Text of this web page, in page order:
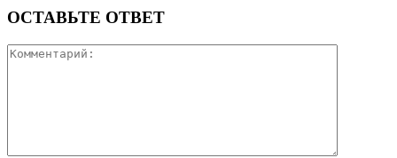
ОСТАВЬТЕ ОТВЕТ